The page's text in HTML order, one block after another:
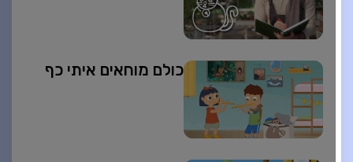
כולם מוחאים איתי כף